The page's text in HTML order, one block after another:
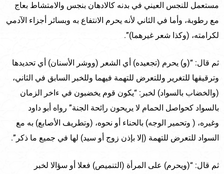
مستعمل للنجس العيني في بدنه كالادهان بنجس والامتشاط بعاج
مع رطوبة، وأما في الثاني لأنه يحرم الانتفاع به وبسائر أجزاء الآدمي
لكرامته، (وكذا شعر غيرهما)”.
ثم قال: “(و) يحرم (تجعيده) أي الشعر (ووشر الأسنان) أي تحديدها
وترقيقها للتغرير وللتعرض للتهمة فيهما وللخبر السابق في الثاني،
(والخضاب بالسواد) لخبر: “يكون قوم يخضبون في ءاخر الزمان
بالسواد كحواصل الحمام لا يريحون رائحة الجنة” رواه أبو داود
وغيره، ( وتحمير الوجه) بالحناء أو نحوه، (وتطريف الأصابع) به مع
السواد للتعرض للتهمة (إلا بإذن زوج أو سيد) لها في جميع ما ذكر”.
ثم قال: “(ويحرم) على المرأة (التنميص) فعلا أو سؤالا لخبر